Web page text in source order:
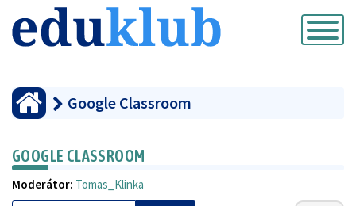
Přepnout
navigaci
Google Classroom
GOOGLE CLASSROOM
Moderátor: Tomas_Klinka